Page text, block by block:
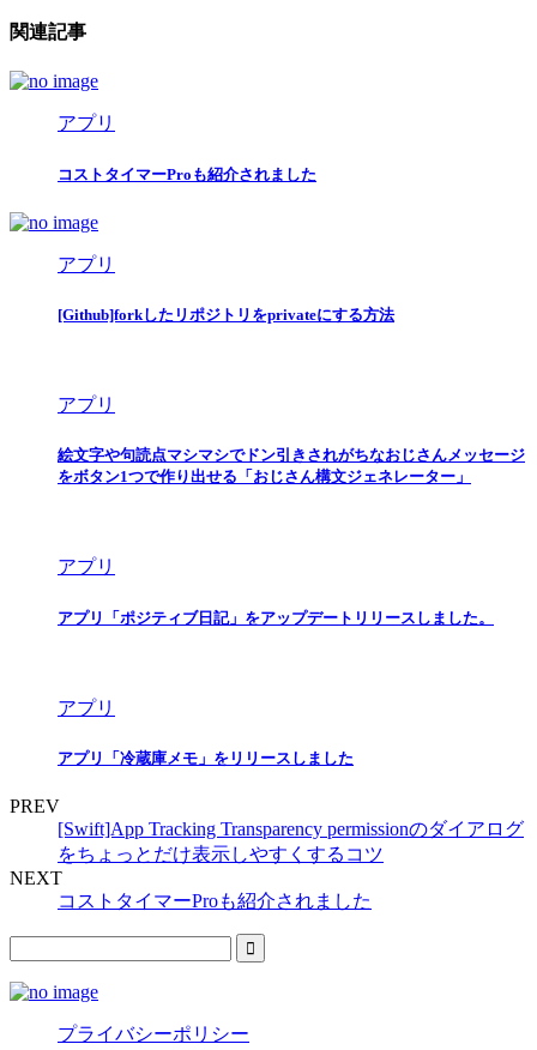
関連記事
アプリ
コストタイマーProも紹介されました
アプリ
[Github]forkしたリポジトリをprivateにする方法
アプリ
絵文字や句読点マシマシでドン引きされがちなおじさんメッセージ
をボタン1つで作り出せる「おじさん構文ジェネレーター」
アプリ
アプリ「ポジティブ日記」をアップデートリリースしました。
アプリ
アプリ「冷蔵庫メモ」をリリースしました
PREV
[Swift]App Tracking Transparency permissionのダイアログ
をちょっとだけ表示しやすくするコツ
NEXT
コストタイマーProも紹介されました
プライバシーポリシー